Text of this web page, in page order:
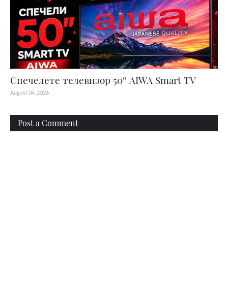
Спечелете телевизор 50'' AIWA Smart TV
August 04, 2026
Post a Comment